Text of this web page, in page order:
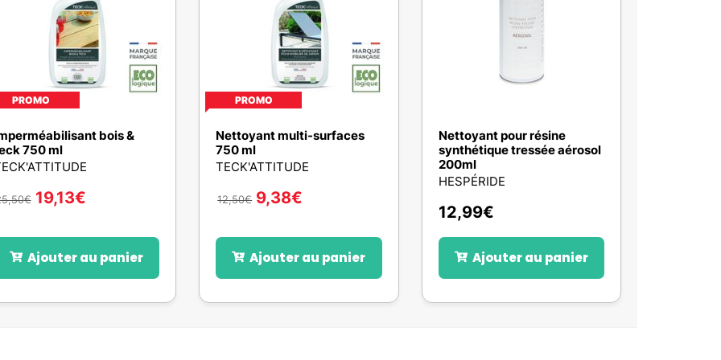
PROMO
bois &
750 ml
€ 19,13€
Ajouter au panier
PROMO
Nettoyant multi-surfaces
750 ml
TECK'ATTITUDE
12,50€ 9,38€
Ajouter au panier
Nettoyant pour résine
synthétique tressée aérosol
200ml
HESPÉRIDE
12,99€
Ajouter au panier